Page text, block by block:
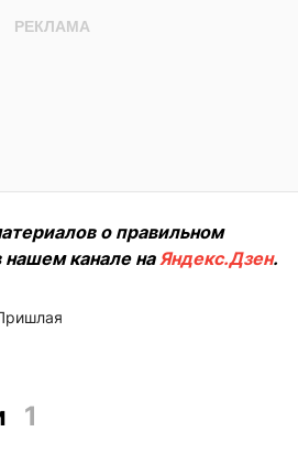
о правильном
канале наЯндекс.Дзен.
1